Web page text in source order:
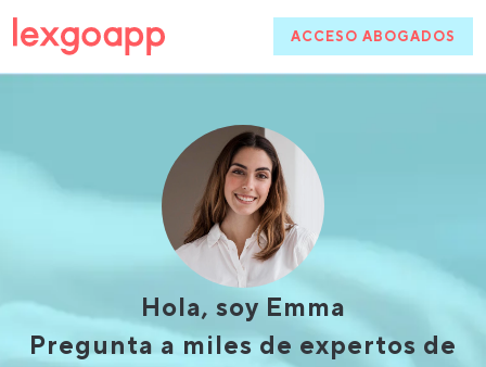
ACCESO ABOGADOS
Hola, soy Emma
Pregunta a miles de expertos de